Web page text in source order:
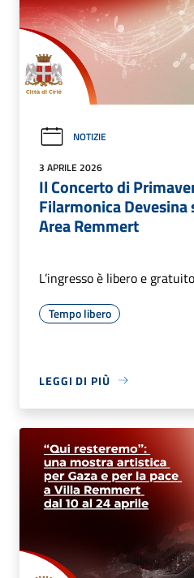
NOTIZIE
3 APRILE 2026
Il Concerto di
Filarmonica
Area Remmert
L’ingresso è libero e
Tempo libero
LEGGI DI PIÙ